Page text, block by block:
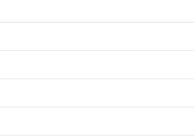
如此一来，便能接待更多的顾客。另外